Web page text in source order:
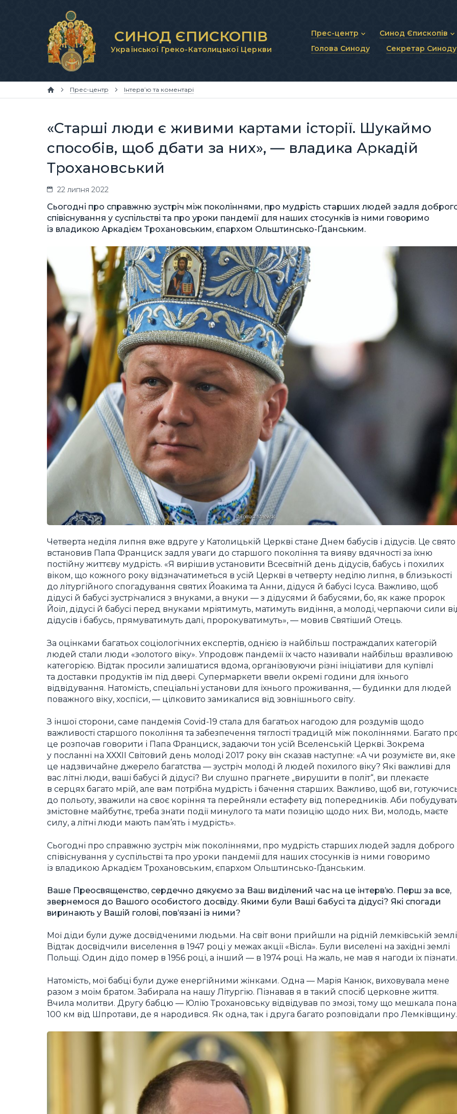
СИНОД ЄПИСКОПІВ
Української Греко-Католицької Церкви
Прес-центр
Новини та анонси
Синод Єпископів
Статут Синоду
Синодальні органи
Голова Синоду Секретар Синоду
Прес-центр Інтерв’ю та коментарі
«Старші люди є живими картами історії. Шукаймо
способів, щоб дбати за них», — владика Аркадій
Трохановський
22 липня 2022
Сьогодні про справжню зустріч між поколіннями, про мудрість старших людей задля
співіснування у суспільстві та про уроки пандемії для наших стосунків із ними говоримо
із владикою Аркадієм Трохановським, єпархом Ольштинсько-Ґданським.
Четверта неділя липня вже вдруге у Католицькій Церкві стане Днем бабусів і дідусів. Це свято
встановив Папа Франциск задля уваги до старшого покоління та вияву вдячності за їхню
постійну життєву мудрість. «Я вирішив установити Всесвітній день дідусів, бабусь і похилих
віком, що кожного року відзначатиметься в усій Церкві в четверту неділю липня, в близькості
до літургійного спогадування святих Йоакима та Анни, дідуся й бабусі Ісуса. Важливо, щоб
дідусі й бабусі зустрічалися з внуками, а внуки — з дідусями й бабусями, бо, як каже пророк
Йоіл, дідусі й бабусі перед внуками мріятимуть, матимуть видіння, а молоді, черпаючи сили
дідусів і бабусь, прямуватимуть далі, пророкуватимуть», — мовив Святіший Отець.
За оцінками багатьох соціологічних експертів, однією із найбільш постраждалих категорій
людей стали люди «золотого віку». Упродовж пандемії їх часто називали найбільш вразливою
категорією. Відтак просили залишатися вдома, організовуючи різні ініціативи для купівлі
та доставки продуктів їм під двері. Супермаркети ввели окремі години для їхнього
відвідування. Натомість, спеціальні установи для їхнього проживання, — будинки для людей
поважного віку, хоспіси, — цілковито замикалися від зовнішнього світу.
З іншої сторони, саме пандемія Covid-19 стала для багатьох нагодою для роздумів щодо
важливості старшого покоління та забезпечення тяглості традицій між поколіннями. Багато
це розпочав говорити і Папа Франциск, задаючи тон усій Вселенській Церкві. Зокрема
у посланні на ХХХІІ Світовий день молоді 2017 року він сказав наступне: «А чи розумієте ви, яке
це надзвичайне джерело багатства — зустріч молоді й людей похилого віку? Які важливі для
вас літні люди, ваші бабусі й дідусі? Ви слушно прагнете „вирушити в політ“, ви плекаєте
в серцях багато мрій, але вам потрібна мудрість і бачення старших. Важливо, щоб ви,
до польоту, зважили на своє коріння та перейняли естафету від попередників. Аби
змістовне майбутнє, треба знати події минулого та мати позицію щодо них. Ви, молодь, маєте
силу, а літні люди мають пам’ять і мудрість».
Сьогодні про справжню зустріч між поколіннями, про мудрість старших людей задля доброго
співіснування у суспільстві та про уроки пандемії для наших стосунків із ними говоримо
із владикою Аркадієм Трохановським, єпархом Ольштинсько-Ґданським.
Ваше Преосвященство, сердечно дякуємо за Ваш виділений час на це інтерв’ю. Перш за все,
звернемося до Вашого особистого досвіду. Якими були Ваші бабусі та дідусі? Які спогади
виринають у Вашій голові, пов’язані із ними?
Мої діди були дуже досвідченими людьми. На світ вони прийшли на рідній лемківській
Відтак досвідчили виселення в 1947 році у межах акції «Вісла». Були виселені на західні землі
Польщі. Один дідо помер в 1956 році, а інший — в 1974 році. На жаль, не мав я нагоди їх пізнати.
Натомість, мої бабці були дуже енергійними жінками. Одна — Марія Канюк, виховувала мене
разом з моїм братом. Забирала на нашу Літургію. Пізнавав я в такий спосіб церковне життя.
Вчила молитви. Другу бабцю — Юлію Трохановську відвідував по змозі, тому що мешкала
100 км від Шпротави, де я народився. Як одна, так і друга багато розповідали про Лемківщину.